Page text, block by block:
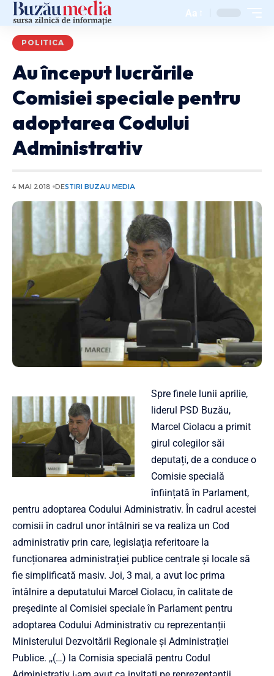
Aa
POLITICA
Au început lucrările
Comisiei speciale pentru
adoptarea Codului
Administrativ
4 MAI 2018 DESTIRI BUZAU MEDIA
Spre finele lunii aprilie,
liderul PSD Buzău,
Marcel Ciolacu a primit
girul colegilor săi
deputați, de a conduce o
Comisie specială
înființată în Parlament,
pentru adoptarea Codului Administrativ. În cadrul acestei
comisii în cadrul unor întâlniri se va realiza un Cod
administrativ prin care, legislația referitoare la
funcționarea administrației publice centrale și locale să
fie simplificată masiv. Joi, 3 mai, a avut loc prima
întâlnire a deputatului Marcel Ciolacu, în calitate de
președinte al Comisiei speciale în Parlament pentru
adoptarea Codului Administrativ cu reprezentanții
Ministerului Dezvoltării Regionale și Administrației
Publice. ,,(…) la Comisia specială pentru Codul